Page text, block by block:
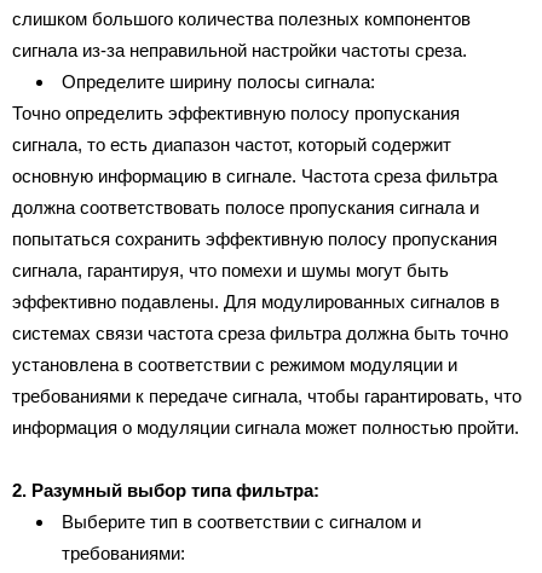
слишком большого количества полезных компонентов
сигнала из-за неправильной настройки частоты среза.
Определите ширину полосы сигнала:
Точно определить эффективную полосу пропускания
сигнала, то есть диапазон частот, который содержит
основную информацию в сигнале. Частота среза фильтра
должна соответствовать полосе пропускания сигнала и
попытаться сохранить эффективную полосу пропускания
сигнала, гарантируя, что помехи и шумы могут быть
эффективно подавлены. Для модулированных сигналов в
системах связи частота среза фильтра должна быть точно
установлена в соответствии с режимом модуляции и
требованиями к передаче сигнала, чтобы гарантировать, что
информация о модуляции сигнала может полностью пройти.
2. Разумный выбор типа фильтра:
Выберите тип в соответствии с сигналом и
требованиями: